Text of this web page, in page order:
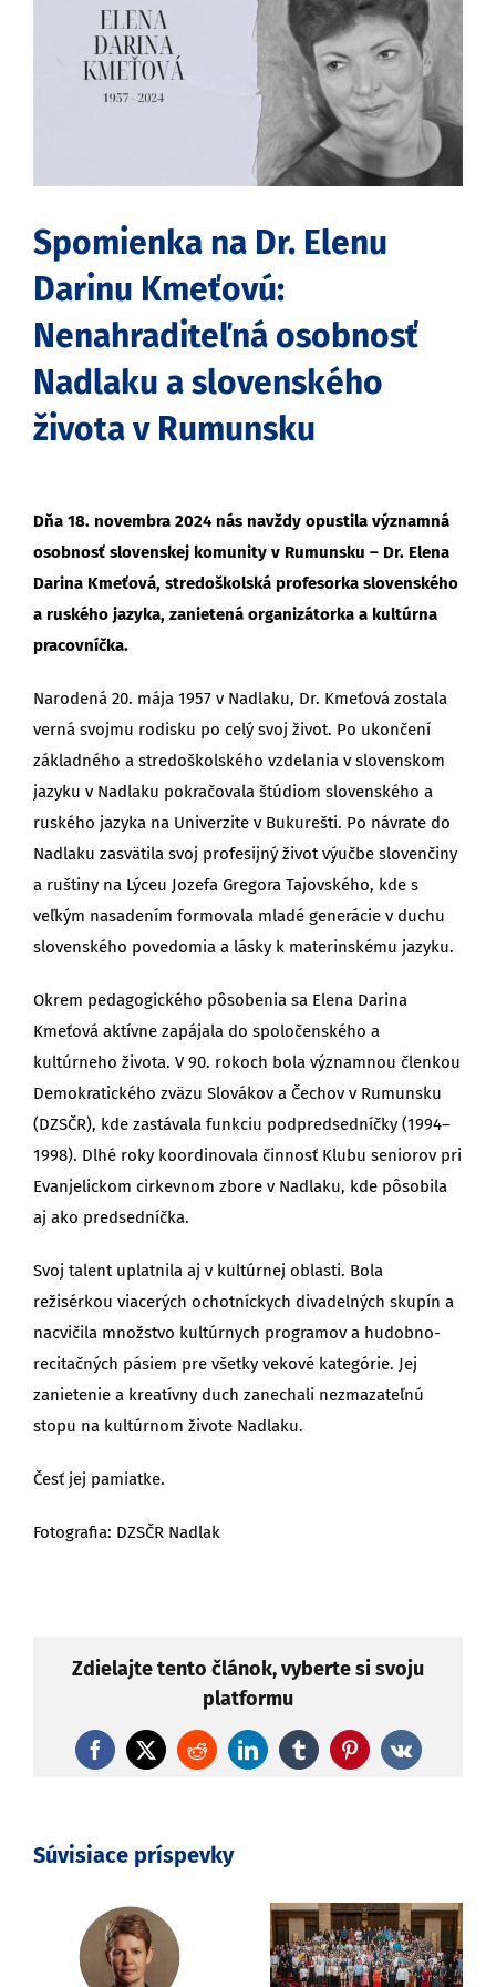
Spomienka na Dr. Elenu
Darinu Kmeťovú:
Nenahraditeľná osobnosť
Nadlaku a slovenského
života v Rumunsku
Dňa 18. novembra 2024 nás navždy opustila významná
osobnosť slovenskej komunity v Rumunsku – Dr. Elena
Darina Kmeťová, stredoškolská profesorka slovenského
a ruského jazyka, zanietená organizátorka a kultúrna
pracovníčka.
Narodená 20. mája 1957 v Nadlaku, Dr. Kmeťová zostala
verná svojmu rodisku po celý svoj život. Po ukončení
základného a stredoškolského vzdelania v slovenskom
jazyku v Nadlaku pokračovala štúdiom slovenského a
ruského jazyka na Univerzite v Bukurešti. Po návrate do
Nadlaku zasvätila svoj profesijný život výučbe slovenčiny
a ruštiny na Lýceu Jozefa Gregora Tajovského, kde s
veľkým nasadením formovala mladé generácie v duchu
slovenského povedomia a lásky k materinskému jazyku.
Okrem pedagogického pôsobenia sa Elena Darina
Kmeťová aktívne zapájala do spoločenského a
kultúrneho života. V 90. rokoch bola významnou členkou
Demokratického zväzu Slovákov a Čechov v Rumunsku
(DZSČR), kde zastávala funkciu podpredsedníčky (1994–
1998). Dlhé roky koordinovala činnosť Klubu seniorov pri
Evanjelickom cirkevnom zbore v Nadlaku, kde pôsobila
aj ako predsedníčka.
Svoj talent uplatnila aj v kultúrnej oblasti. Bola
režisérkou viacerých ochotníckych divadelných skupín a
nacvičila množstvo kultúrnych programov a hudobno-
recitačných pásiem pre všetky vekové kategórie. Jej
zanietenie a kreatívny duch zanechali nezmazateľnú
stopu na kultúrnom živote Nadlaku.
Česť jej pamiatke.
Fotografia: DZSČR Nadlak
Zdielajte tento článok, vyberte si svoju
platformu
Facebook
X RedditLinkedInTumblrPinterest
Vk
Súvisiace príspevky